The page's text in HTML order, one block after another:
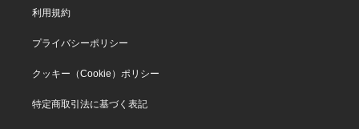
利用規約
プライバシーポリシー
クッキー（Cookie）ポリシー
特定商取引法に基づく表記